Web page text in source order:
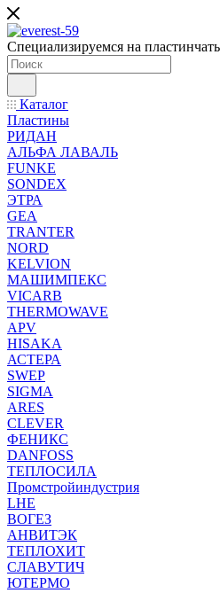
Специализируемся на
Каталог
Пластины
РИДАН
АЛЬФА ЛАВАЛЬ
FUNKE
SONDEX
ЭТРА
GEA
TRANTER
NORD
KELVION
МАШИМПЕКС
VICARB
THERMOWAVE
APV
HISAKA
АСТЕРА
SWEP
SIGMA
ARES
CLEVER
ФЕНИКС
DANFOSS
ТЕПЛОСИЛА
Промстройиндустрия
LHE
ВОГЕЗ
АНВИТЭК
ТЕПЛОХИТ
СЛАВУТИЧ
ЮТЕРМО